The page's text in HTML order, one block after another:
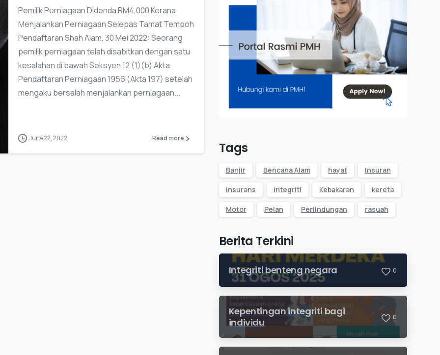
Pemilik Perniagaan Didenda RM4,000 Kerana
Menjalankan Perniagaan Selepas Tamat Tempoh
Pendaftaran Shah Alam, 30 Mei 2022: Seorang
pemilik perniagaan telah disabitkan dengan satu
kesalahan di bawah Seksyen 12 (1)(b) Akta
Pendaftaran Perniagaan 1956 (Akta 197) setelah
mengaku bersalah menjalankan perniagaan...
June 22, 2022 Read more
Tags
Banjir Bencana Alam hayat Insuran
insurans integriti Kebakaran kereta
Motor Pelan Perlindungan rasuah
Berita Terkini
Integriti benteng negara 0
Kepentingan integriti bagi
individu
0